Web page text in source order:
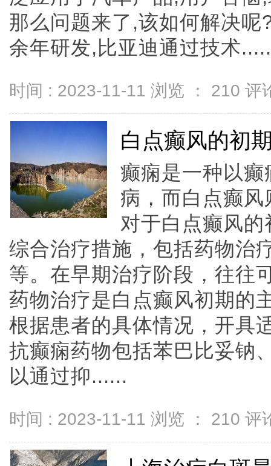
那么问题来了,该如何解决
余年研发,比亚迪通过技术
时间 : 2023-11-11 浏览 ： 210 评
白点癫风的初
癫痫是一种以
病，而白点癫
对于白点癫风
综合治疗措施，包括药物治
等。在早期治疗阶段，往往
药物治疗是白点癫风初期的
根据患者的具体情况，开具
抗癫痫药物包括苯巴比妥钠
以通过抑......
时间 : 2023-11-11 浏览 ： 210 评